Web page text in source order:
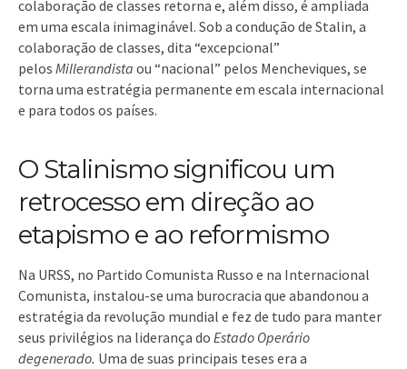
colaboração de classes retorna e, além disso, é ampliada
em uma escala inimaginável. Sob a condução de Stalin, a
colaboração de classes, dita “excepcional”
pelos Millerandista ou “nacional” pelos Mencheviques, se
torna uma estratégia permanente em escala internacional
e para todos os países.
O Stalinismo significou um
retrocesso em direção ao
etapismo e ao reformismo
Na URSS, no Partido Comunista Russo e na Internacional
Comunista, instalou-se uma burocracia que abandonou a
estratégia da revolução mundial e fez de tudo para manter
seus privilégios na liderança do Estado Operário
degenerado. Uma de suas principais teses era a